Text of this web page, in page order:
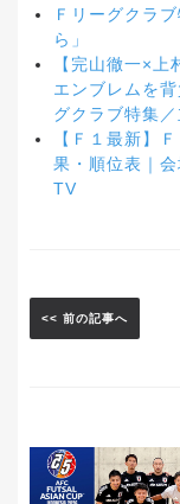
Ｆリーグクラ
ら」
【完山徹一×
エンブレムを
グクラブ特集
【Ｆ１最新】
果・順位表｜
TV
<< 前の記事へ